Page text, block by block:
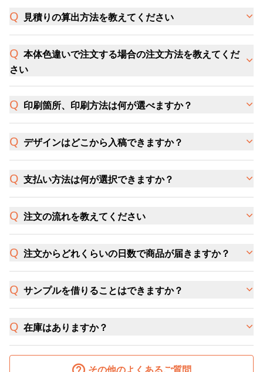
見積りの算出方法を教えてください
本体色違いで注文する場合の注文方法を教えてくだ
さい
印刷箇所、印刷方法は何が選べますか？
デザインはどこから入稿できますか？
支払い方法は何が選択できますか？
注文の流れを教えてください
注文からどれくらいの日数で商品が届きますか？
サンプルを借りることはできますか？
在庫はありますか？